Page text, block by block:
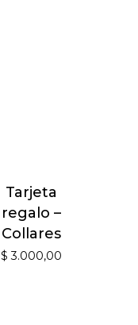
Tarjeta
regalo –
Collares
$ 3.000,00